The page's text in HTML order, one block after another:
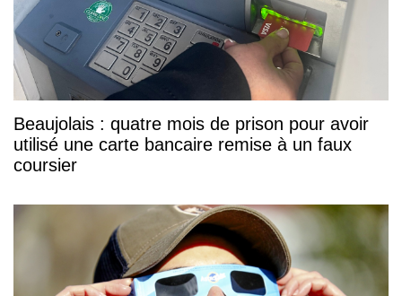
Beaujolais : quatre mois de prison pour avoir
utilisé une carte bancaire remise à un faux
coursier